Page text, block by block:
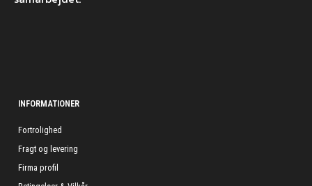
INFORMATIONER
Fortrolighed
Fragt og levering
Firma profil